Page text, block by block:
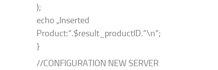
);
echo „Inserted
Product:“.$result_productID.“\n“;
}
//CONFIGURATION NEW SERVER